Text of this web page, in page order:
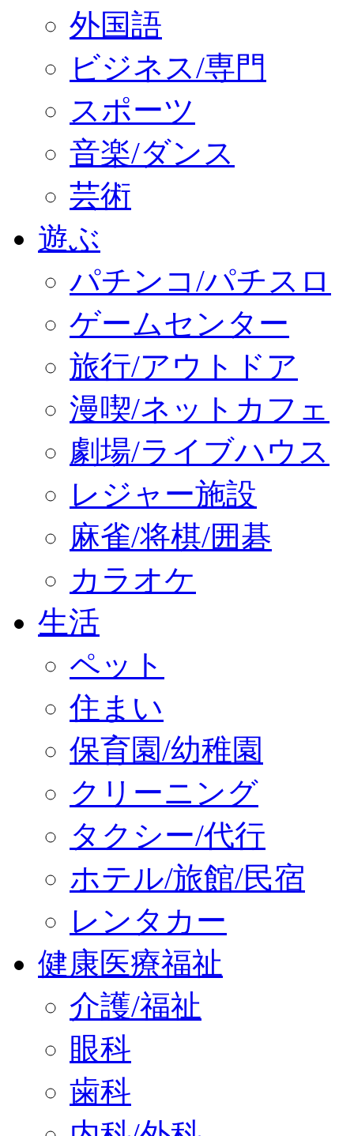
外国語
ビジネス/専門
スポーツ
音楽/ダンス
芸術
遊ぶ
パチンコ/パチスロ
ゲームセンター
旅行/アウトドア
漫喫/ネットカフェ
劇場/ライブハウス
レジャー施設
麻雀/将棋/囲碁
カラオケ
生活
ペット
住まい
保育園/幼稚園
クリーニング
タクシー/代行
ホテル/旅館/民宿
レンタカー
健康医療福祉
介護/福祉
眼科
歯科